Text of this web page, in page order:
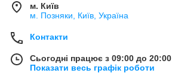
м. Київ
м. Позняки, Київ, Україна
Контакти
Сьогодні працює з 09:00 до 20:00
Показати весь графік роботи